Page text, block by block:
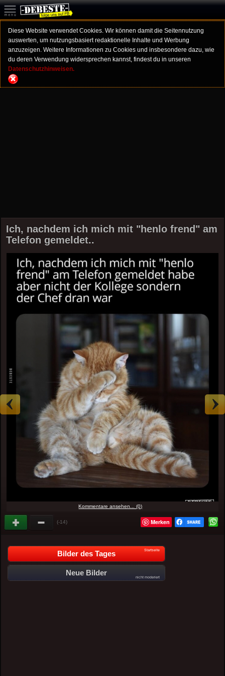
Diese Website verwendet Cookies. Wir können damit die Seitennutzung
auswerten, um nutzungsbasiert redaktionelle Inhalte und Werbung
anzuzeigen. Weitere Informationen zu Cookies und insbesondere dazu, wie
du deren Verwendung widersprechen kannst, findest du in unseren
Datenschutzhinweisen.
Ich, nachdem ich mich mit "henlo frend" am
Telefon gemeldet..
Kommentare ansehen... (0)
(-14) Merken
Bilder des Tages Startseite
Neue Bilder
nicht moderiert